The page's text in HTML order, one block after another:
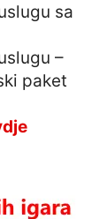
sa
–
paket